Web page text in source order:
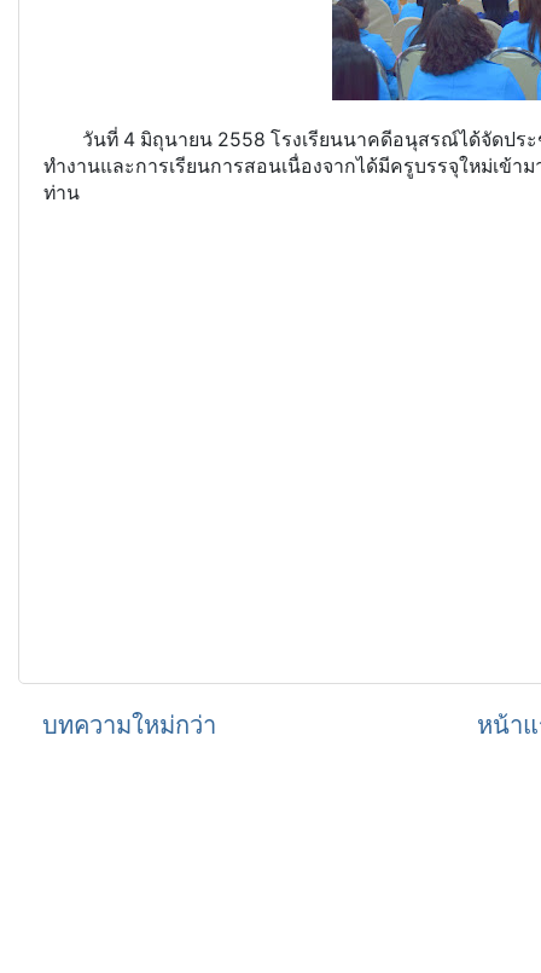
วันที่ 4 มิถุนายน 2558 โรงเรียนนาคดีอนุสรณ์ได้จัดประ
ทำงานและการเรียนการสอนเนื่องจากได้มีครูบรรจุใหม่เข้
ท่าน
บทความใหม่กว่า หน้า